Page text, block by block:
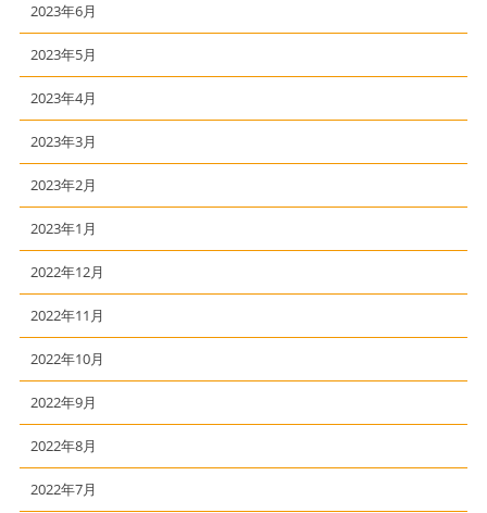
2023年6月
2023年5月
2023年4月
2023年3月
2023年2月
2023年1月
2022年12月
2022年11月
2022年10月
2022年9月
2022年8月
2022年7月